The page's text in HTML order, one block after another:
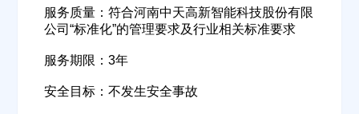
服务质量：符合河南中天高新智能科技股份有限
公司“标准化”的管理要求及行业相关标准要求
服务期限：3年
安全目标：不发生安全事故